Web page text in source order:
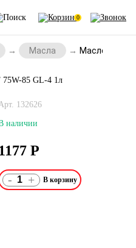
0
Масла Масло
75W-85 GL-4 1л
132626
наличии
1177 Р
- +